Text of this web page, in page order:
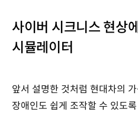
사이버 시크니스 현상
시뮬레이터
앞서 설명한 것처럼 현대차의
장애인도 쉽게 조작할 수 있도